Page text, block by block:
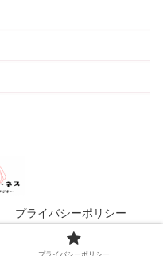
プライバシーポリシー
プライバシーポリシー